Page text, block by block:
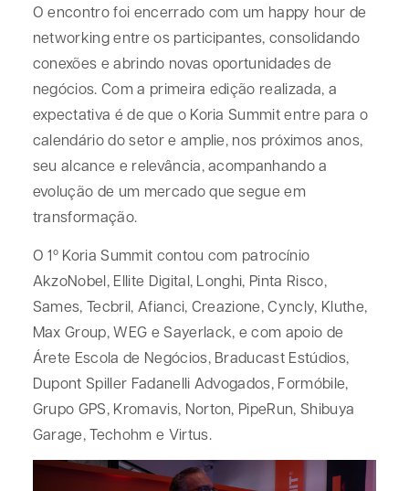
O encontro foi encerrado com um happy hour de
networking entre os participantes, consolidando
conexões e abrindo novas oportunidades de
negócios. Com a primeira edição realizada, a
expectativa é de que o Koria Summit entre para o
calendário do setor e amplie, nos próximos anos,
seu alcance e relevância, acompanhando a
evolução de um mercado que segue em
transformação.
O 1º Koria Summit contou com patrocínio
AkzoNobel, Ellite Digital, Longhi, Pinta Risco,
Sames, Tecbril, Afianci, Creazione, Cyncly, Kluthe,
Max Group, WEG e Sayerlack, e com apoio de
Árete Escola de Negócios, Braducast Estúdios,
Dupont Spiller Fadanelli Advogados, Formóbile,
Grupo GPS, Kromavis, Norton, PipeRun, Shibuya
Garage, Techohm e Virtus.